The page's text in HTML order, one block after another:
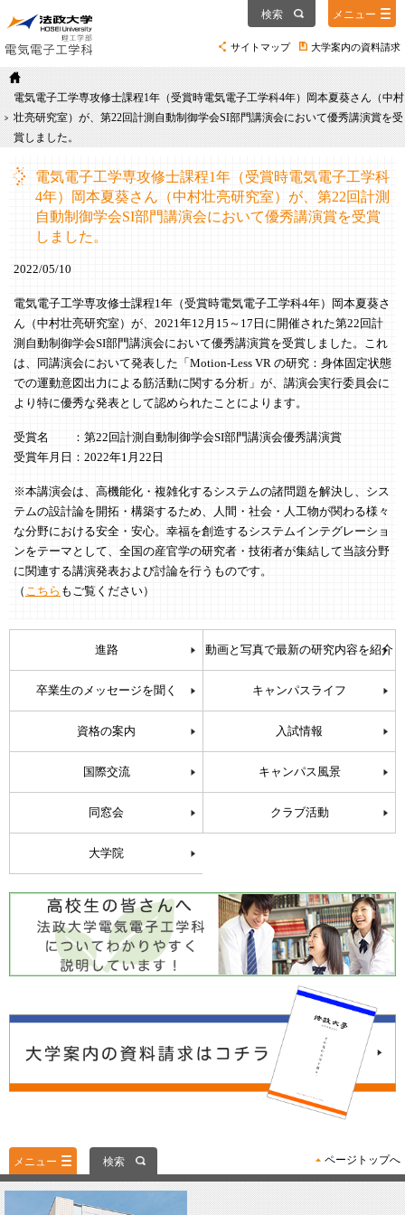
サイトマップ 大学案内の資料請求
検索 メニュー
電気電子工学専攻修士課程1年（受賞時電気電子工学科4年）岡本夏葵さん（中村
壮亮研究室）が、第22回計測自動制御学会SI部門講演会において優秀講演賞を受
賞しました。
電気電子工学専攻修士課程1年（受賞時電気電子工学科
4年）岡本夏葵さん（中村壮亮研究室）が、第22回計測
自動制御学会SI部門講演会において優秀講演賞を受賞
しました。
2022/05/10
電気電子工学専攻修士課程1年（受賞時電気電子工学科4年）岡本夏葵さ
ん（中村壮亮研究室）が、2021年12月15～17日に開催された第22回計
測自動制御学会SI部門講演会において優秀講演賞を受賞しました。これ
は、同講演会において発表した「Motion-Less VR の研究：身体固定状態
での運動意図出力による筋活動に関する分析」が、講演会実行委員会に
より特に優秀な発表として認められたことによります。
受賞名 ：第22回計測自動制御学会SI部門講演会優秀講演賞
受賞年月日：2022年1月22日
※本講演会は、高機能化・複雑化するシステムの諸問題を解決し、シス
テムの設計論を開拓・構築するため、人間・社会・人工物が関わる様々
な分野における安全・安心。幸福を創造するシステムインテグレーショ
ンをテーマとして、全国の産官学の研究者・技術者が集結して当該分野
に関連する講演発表および討論を行うものです。
（ こちら もご覧ください）
進路 動画と写真で最新の研究内容を紹介
卒業生のメッセージを聞く キャンパスライフ
資格の案内 入試情報
国際交流 キャンパス風景
同窓会 クラブ活動
大学院
メニュー 検索 ページトップへ